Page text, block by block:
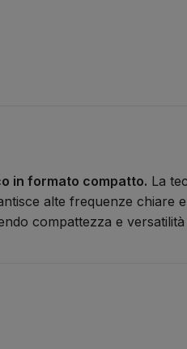
in formato compatto. La
alte frequenze chiare
compattezza e versatilità